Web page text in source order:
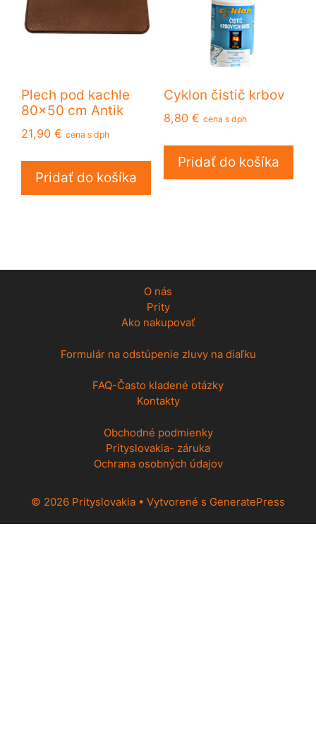
Plech pod kachle
80×50 cm Antik
21,90 € cena s dph
Pridať do košíka
Cyklon čistič krbov
8,80 € cena s dph
Pridať do košíka
O nás
Prity
Ako nakupovať
Formulár na odstúpenie zluvy na diaľku
FAQ-Často kladené otázky
Kontakty
Obchodné podmienky
Prityslovakia- záruka
Ochrana osobných údajov
© 2026 Prityslovakia • Vytvorené s GeneratePress